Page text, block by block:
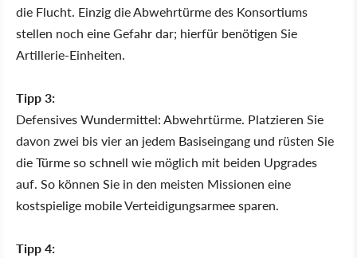
die Flucht. Einzig die Abwehrtürme des Konsortiums
stellen noch eine Gefahr dar; hierfür benötigen Sie
Artillerie-Einheiten.
Tipp 3:
Defensives Wundermittel: Abwehrtürme. Platzieren Sie
davon zwei bis vier an jedem Basiseingang und rüsten Sie
die Türme so schnell wie möglich mit beiden Upgrades
auf. So können Sie in den meisten Missionen eine
kostspielige mobile Verteidigungsarmee sparen.
Tipp 4: